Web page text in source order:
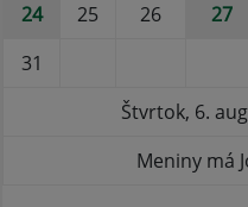
24
25 26 27
31
Štvrtok, 6.
Meniny má